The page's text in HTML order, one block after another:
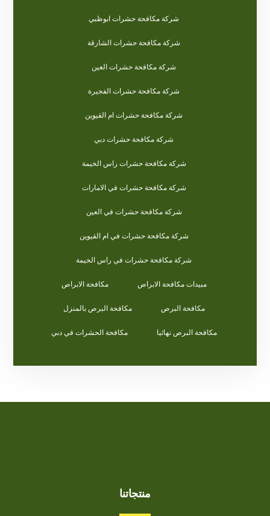
شركة مكافحة حشرات ابوظبي
شركة مكافحة حشرات الشارقة
شركة مكافحة حشرات العين
شركة مكافحة حشرات الفجيرة
شركة مكافحة حشرات ام القيوين
شركة مكافحة حشرات دبي
شركة مكافحة حشرات راس الخيمة
شركة مكافحة حشرات في الامارات
شركة مكافحة حشرات في العين
شركة مكافحة حشرات في ام القيوين
شركة مكافحة حشرات في راس الخيمة
مبيدات مكافحة الابراص مكافحة الابراص
مكافحة البرص مكافحة البرص بالمنزل
مكافحة البرص نهائيا مكافحة الحشرات في دبي
منتجاتنا